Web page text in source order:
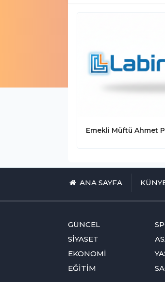
ANA SAYFA
GÜNCEL
SİYASET
EKONOMİ
EĞİTİM